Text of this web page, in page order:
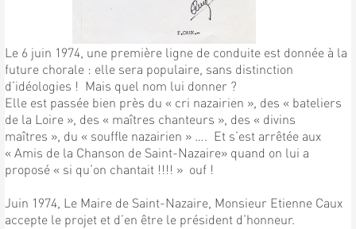
Le 6 juin 1974, une première ligne de conduite est donnée à la
future chorale : elle sera populaire, sans distinction
d’idéologies ! Mais quel nom lui donner ?
Elle est passée bien près du « cri nazairien », des « bateliers
de la Loire », des « maîtres chanteurs », des « divins
maîtres », du « souffle nazairien » …. Et s’est arrêtée aux
« Amis de la Chanson de Saint-Nazaire» quand on lui a
proposé « si qu’on chantait !!!! » ouf !
Juin 1974, Le Maire de Saint-Nazaire, Monsieur Etienne Caux
accepte le projet et d’en être le président d’honneur.